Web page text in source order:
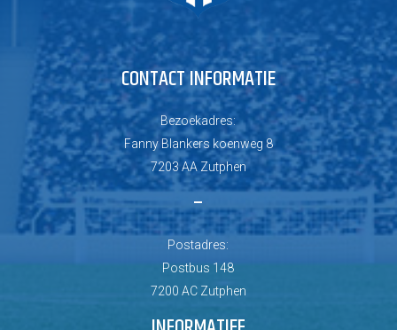
CONTACT INFORMATIE
Bezoekadres:
Fanny Blankers koenweg 8
7203 AA Zutphen
–
Postadres:
Postbus 148
7200 AC Zutphen